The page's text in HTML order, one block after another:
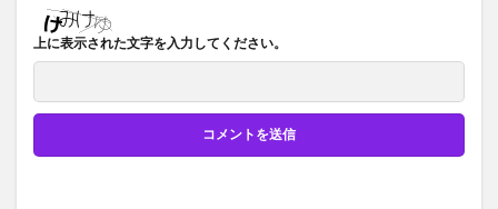
上に表示された文字を入力してください。